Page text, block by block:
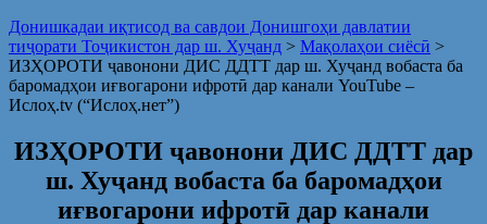
Донишкадаи иқтисод ва савдои Донишгоҳи давлатии
тиҷорати Тоҷикистон дар ш. Хуҷанд > Мақолаҳои сиёсӣ >
ИЗҲОРОТИ ҷавонони ДИС ДДТТ дар ш. Хуҷанд вобаста ба
баромадҳои иғвогарони ифротӣ дар канали YouTube –
Ислоҳ.tv (“Ислоҳ.нет”)
ИЗҲОРОТИ ҷавонони ДИС ДДТТ дар
ш. Хуҷанд вобаста ба баромадҳои
иғвогарони ифротӣ дар канали